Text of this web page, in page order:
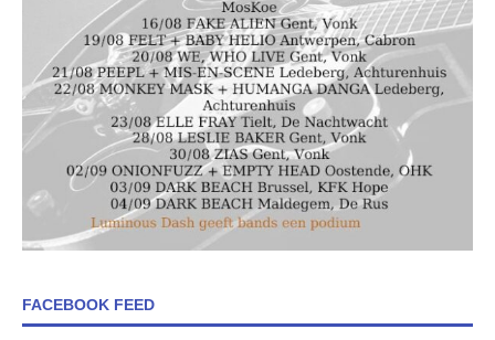
FACEBOOK FEED